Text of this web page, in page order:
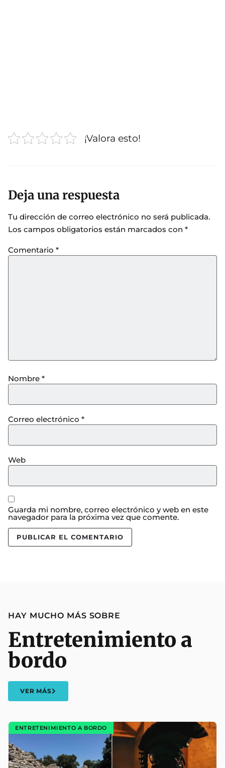
¡Valora esto!
Deja una respuesta
Tu dirección de correo electrónico no será publicada.
Los campos obligatorios están marcados con *
Comentario *
Nombre *
Correo electrónico *
Web
Guarda mi nombre, correo electrónico y web en este
navegador para la próxima vez que comente.
HAY MUCHO MÁS SOBRE
Entretenimiento a
bordo
VER MÁS
ENTRETENIMIENTO A BORDO